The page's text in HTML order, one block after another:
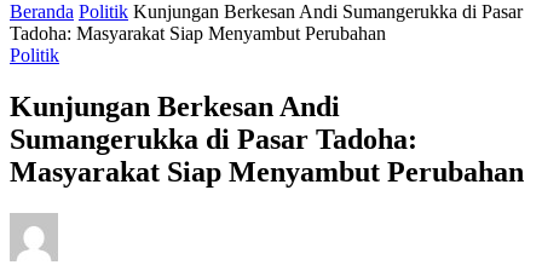
Beranda Politik Kunjungan Berkesan Andi Sumangerukka di Pasar
Tadoha: Masyarakat Siap Menyambut Perubahan
Politik
Kunjungan Berkesan Andi
Sumangerukka di Pasar Tadoha:
Masyarakat Siap Menyambut Perubahan